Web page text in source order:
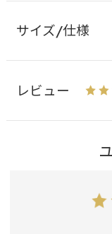
サイズ/仕様
レビュー